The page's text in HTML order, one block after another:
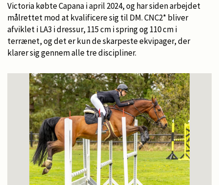
Victoria købte Capana i april 2024, og har siden arbejdet
målrettet mod at kvalificere sig til DM. CNC2* bliver
afviklet i LA3 i dressur, 115 cm i spring og 110 cm i
terrænet, og det er kun de skarpeste ekvipager, der
klarer sig gennem alle tre discipliner.